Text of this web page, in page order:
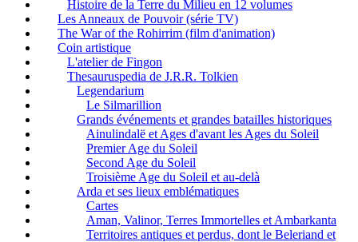
Histoire de la Terre du Milieu en 12 volumes
Les Anneaux de Pouvoir (série TV)
The War of the Rohirrim (film d'animation)
Coin artistique
L'atelier de Fingon
Thesauruspedia de J.R.R. Tolkien
Legendarium
Le Silmarillion
Grands événements et grandes batailles historiques
Ainulindalë et Ages d'avant les Ages du Soleil
Premier Age du Soleil
Second Age du Soleil
Troisième Age du Soleil et au-delà
Arda et ses lieux emblématiques
Cartes
Aman, Valinor, Terres Immortelles et Ambarkanta
Territoires antiques et perdus, dont le Beleriand et